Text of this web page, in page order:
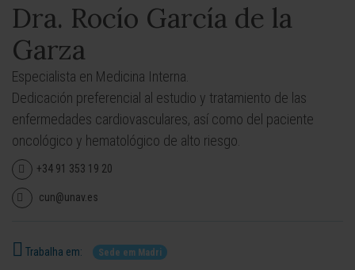
Dra. Rocío García de la
Garza
Especialista en Medicina Interna.
Dedicación preferencial al estudio y tratamiento de las
enfermedades cardiovasculares, así como del paciente
oncológico y hematológico de alto riesgo.
+34 91 353 19 20
cun@unav.es
Trabalha em: Sede em Madri